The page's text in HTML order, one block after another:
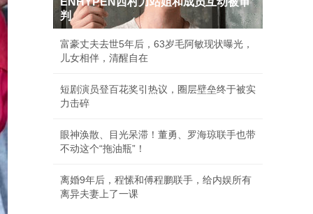
判
富豪丈夫去世5年后，63岁毛阿敏现状曝光，
儿女相伴，清醒自在
短剧演员登百花奖引热议，圈层壁垒终于被实
力击碎
眼神涣散、目光呆滞！董勇、罗海琼联手也带
不动这个“拖油瓶”！
离婚9年后，程愫和傅程鹏联手，给内娱所有
离异夫妻上了一课